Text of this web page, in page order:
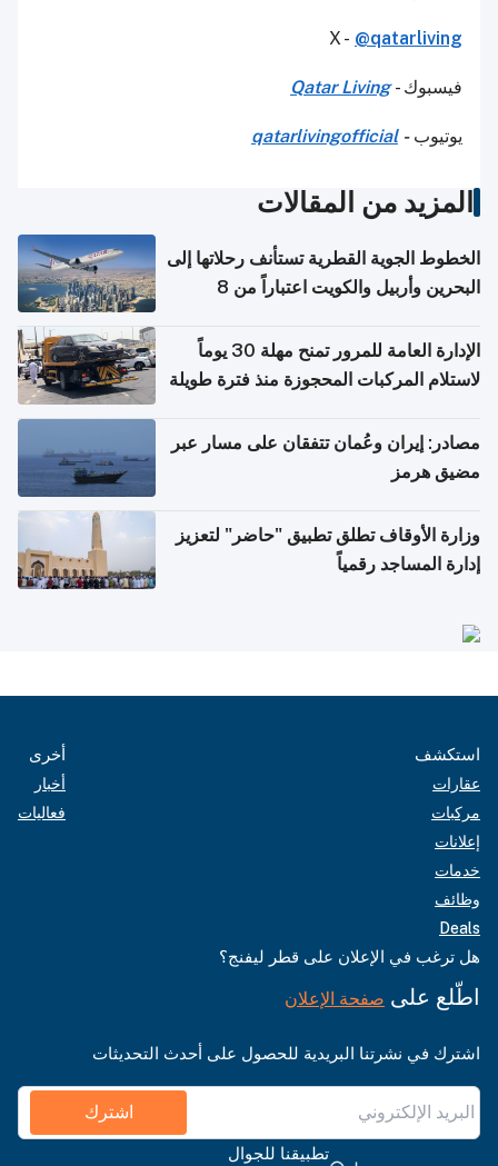
X - @qatarliving
فيسبوك -Qatar Living
يوتيوب-
qatarlivingofficial
المزيد من المقالات
الخطوط الجوية القطرية تستأنف رحلاتها إلى
البحرين وأربيل والكويت اعتباراً من 8
الإدارة العامة للمرور تمنح مهلة 30 يوماً
لاستلام المركبات المحجوزة منذ فترة طويلة
مصادر: إيران وعُمان تتفقان على مسار عبر
مضيق هرمز
وزارة الأوقاف تطلق تطبيق "حاضر" لتعزيز
إدارة المساجد رقمياً
استكشف
عقارات
مركبات
إعلانات
خدمات
وظائف
Deals
أخرى
أخبار
فعاليات
هل ترغب في الإعلان على قطر ليفنج؟
اطّلع على صفحة الإعلان
اشترك في نشرتنا البريدية للحصول على أحدث التحديثات
اشترك
تطبيقنا للجوال